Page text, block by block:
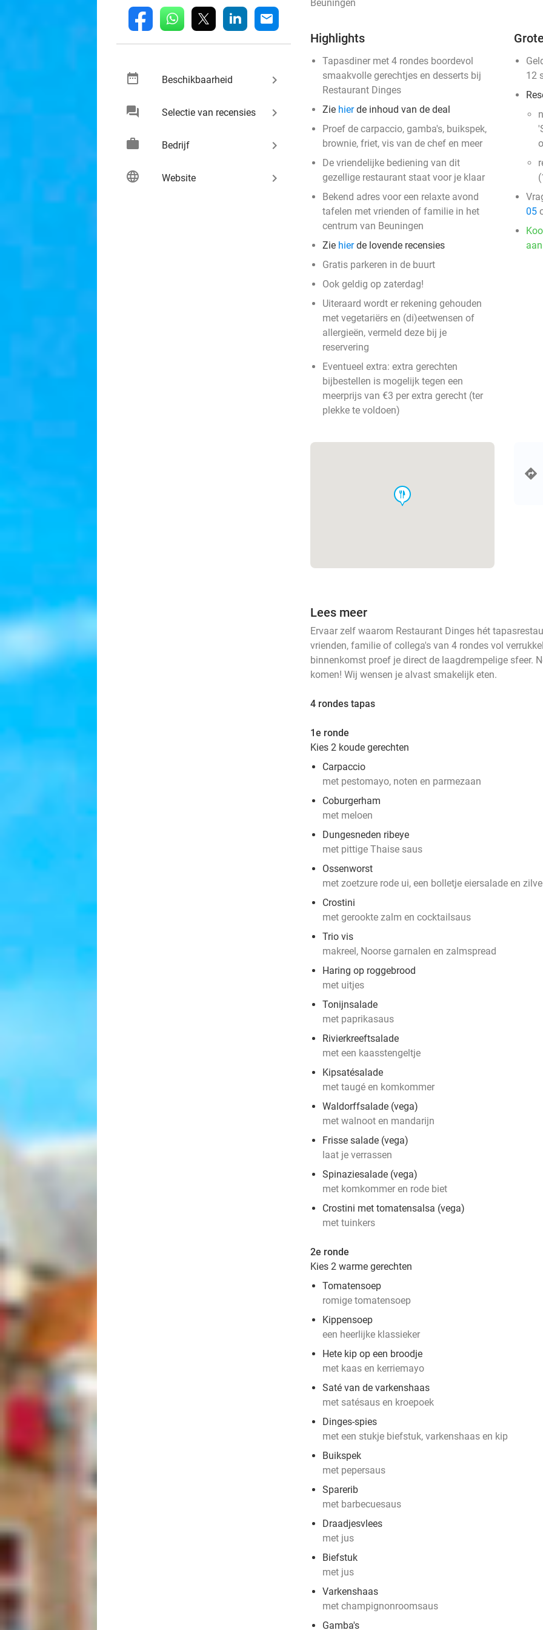
fb whatsapp linkedin mail
date_range Beschikbaarheid keyboard_arrow_right
chat Selectie van recensies keyboard_arrow_right
work Bedrijf keyboard_arrow_right
language Website keyboard_arrow_right
Beuningen
Highlights
Tapasdiner met 4 rondes boordevol
smaakvolle gerechtjes en desserts bij
Restaurant Dinges
Zie hierde inhoud van de deal
Proef de carpaccio, gamba's, buikspek,
brownie, friet, vis van de chef en meer
De vriendelijke bediening van dit
gezellige restaurant staat voor je klaar
Bekend adres voor een relaxte avond
tafelen met vrienden of familie in het
centrum van Beuningen
Zie hierde lovende recensies
Gratis parkeren in de buurt
Ook geldig op zaterdag!
Uiteraard wordt er rekening gehouden
met vegetariërs en (di)eetwensen of
allergieën, vermeld deze bij je
reservering
Eventueel extra: extra gerechten
bijbestellen is mogelijk tegen een
meerprijs van €3 per extra gerecht (ter
plekke te voldoen)
12
05
food
Lees meer
Ervaar zelf waarom Restaurant Dinges hét
vrienden, familie of collega's van 4 rondes vol
binnenkomst proef je direct de laagdrempelige sfeer.
komen! Wij wensen je alvast smakelijk eten.
4 rondes tapas
1e ronde
Kies 2 koude gerechten
Carpaccio
met pestomayo, noten en parmezaan
Coburgerham
met meloen
Dungesneden ribeye
met pittige Thaise saus
Ossenworst
met zoetzure rode ui, een bolletje eiersalade en
Crostini
met gerookte zalm en cocktailsaus
Trio vis
makreel, Noorse garnalen en zalmspread
Haring op roggebrood
met uitjes
Tonijnsalade
met paprikasaus
Rivierkreeftsalade
met een kaasstengeltje
Kipsatésalade
met taugé en komkommer
Waldorffsalade (vega)
met walnoot en mandarijn
Frisse salade (vega)
laat je verrassen
Spinaziesalade (vega)
met komkommer en rode biet
Crostini met tomatensalsa (vega)
met tuinkers
2e ronde
Kies 2 warme gerechten
Tomatensoep
romige tomatensoep
Kippensoep
een heerlijke klassieker
Hete kip op een broodje
met kaas en kerriemayo
Saté van de varkenshaas
met satésaus en kroepoek
Dinges-spies
met een stukje biefstuk, varkenshaas en kip
Buikspek
met pepersaus
Sparerib
met barbecuesaus
Draadjesvlees
met jus
Biefstuk
met jus
Varkenshaas
met champignonroomsaus
Gamba's